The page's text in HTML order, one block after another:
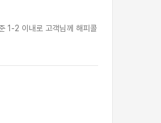
1-2 이내로 고객님께 해피콜